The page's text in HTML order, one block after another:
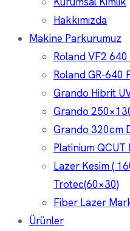
Hakkımızda
Makine Parkurumuz
Roland VF2 640
Roland GR-640
Grando Hibrit
Grando
Grando 320cm
Platinium QCUT
Lazer Kesim (
Trotec(60×30)
Fiber Lazer
Ürünler